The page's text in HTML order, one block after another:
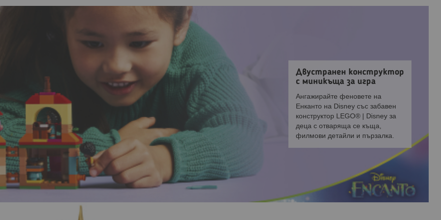
Двустранен конструктор
с миникъща за игра
Ангажирайте феновете на
Енканто на Disney със забавен
конструктор LEGO® | Disney за
деца с отваряща се къща,
филмови детайли и пързалка.